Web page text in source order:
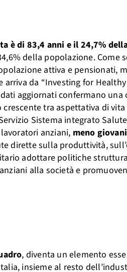
è di 83,4 anni e il 24,7%
della popolazione. Come
attiva e pensionati,
da “Investing for
aggiornati confermano
tra aspettativa di
Sistema integrato
anziani, meno
dirette sulla produttività,
adottare politiche
alla società e
, diventa un elemento
insieme al resto